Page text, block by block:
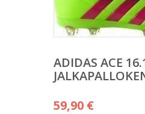
ADIDAS ACE
59,90 €